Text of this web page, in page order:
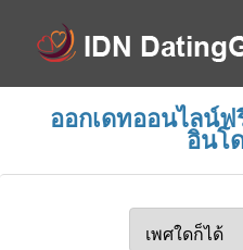
ออกเดทออนไลน์ฟ
อินโ